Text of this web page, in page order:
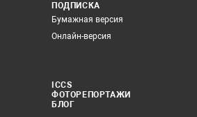
ПОДПИСКА
Бумажная версия
Онлайн-версия
ICCS
ФОТОРЕПОРТАЖИ
БЛОГ